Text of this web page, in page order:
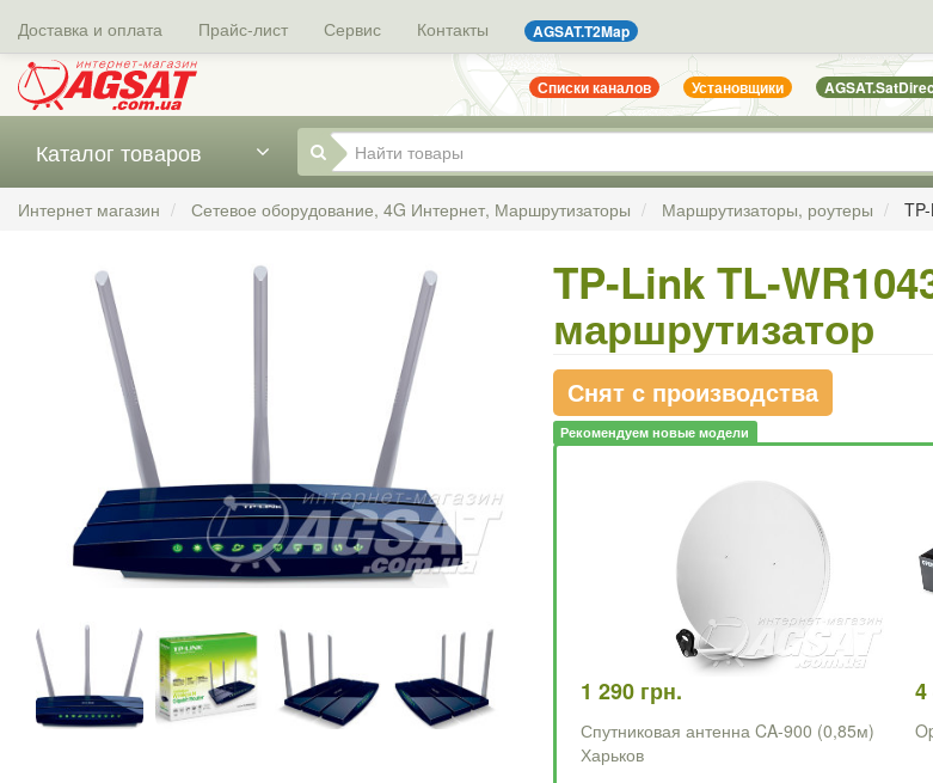
Доставка и оплата Прайс-лист Сервис Контакты AGSAT.T2Map
Списки каналов Установщики
Каталог товаров
Интернет магазин Сетевое оборудование, 4G Интернет, Маршрутизаторы Маршрутизаторы, роутеры
TP-Link TL-
маршрутизатор
Снят с производства
Рекомендуем новые модели
1 290 грн.
Спутниковая антенна CA-900 (0,85м)
Харьков
4